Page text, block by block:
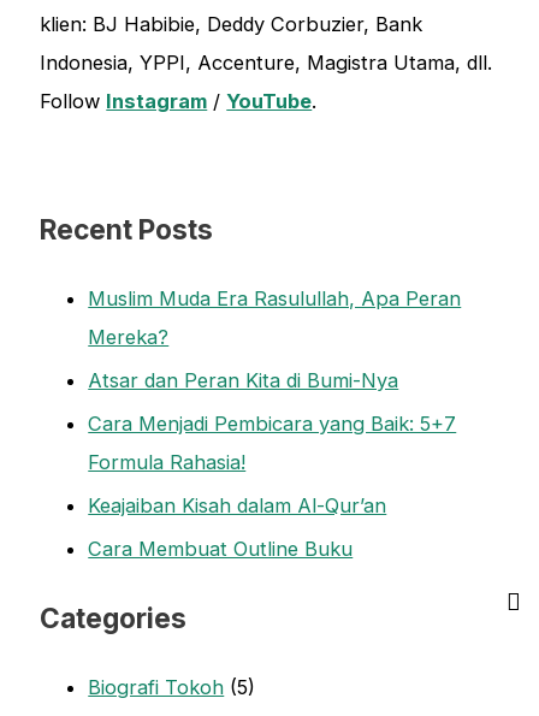
klien: BJ Habibie, Deddy Corbuzier, Bank
Indonesia, YPPI, Accenture, Magistra Utama, dll.
Follow Instagram /YouTube.
Recent Posts
Muslim Muda Era Rasulullah, Apa Peran
Mereka?
Atsar dan Peran Kita di Bumi-Nya
Cara Menjadi Pembicara yang Baik: 5+7
Formula Rahasia!
Keajaiban Kisah dalam Al-Qur’an
Cara Membuat Outline Buku
Categories
Biografi Tokoh (5)